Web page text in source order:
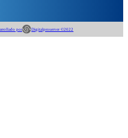
por Digitalproserver ©2022